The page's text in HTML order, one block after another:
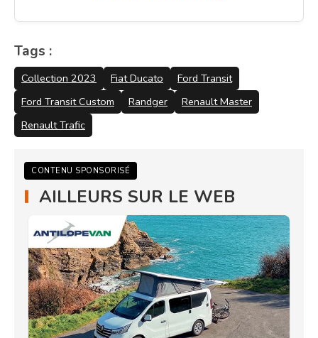
Tags :
Collection 2023 Fiat Ducato
Ford Transit
Ford Transit Custom
Randger
Renault Master
Renault Trafic
CONTENU SPONSORISÉ
AILLEURS SUR LE WEB